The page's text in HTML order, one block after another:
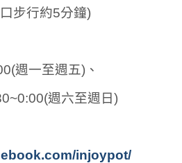
步行約5分鐘)
週一至週五)、
週六至週日)
injoypot/